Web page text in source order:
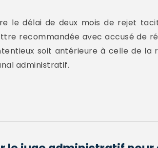
le délai de deux mois de rejet
recommandée avec accusé de
soit antérieure à celle de la
administratif.